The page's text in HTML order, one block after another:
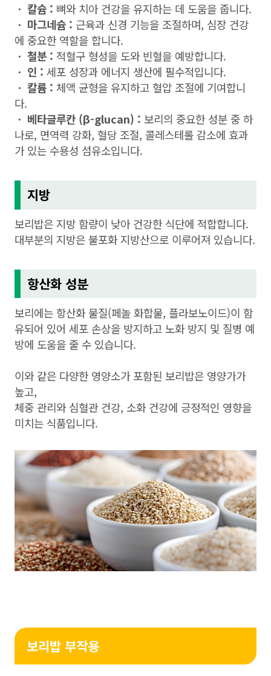
ㆍ 칼슘 : 뼈와 치아 건강을 유지하는 데 도움을 줍니다.
ㆍ 마그네슘 : 근육과 신경 기능을 조절하며, 심장 건강
에 중요한 역할을 합니다.
ㆍ 철분 : 적혈구 형성을 도와 빈혈을 예방합니다.
ㆍ 인 : 세포 성장과 에너지 생산에 필수적입니다.
ㆍ 칼륨 : 체액 균형을 유지하고 혈압 조절에 기여합니
다.
ㆍ 베타글루칸 (β-glucan) : 보리의 중요한 성분 중 하
나로, 면역력 강화, 혈당 조절, 콜레스테롤 감소에 효과
가 있는 수용성 섬유소입니다.
지방
보리밥은 지방 함량이 낮아 건강한 식단에 적합합니다.
대부분의 지방은 불포화 지방산으로 이루어져 있습니다.
항산화 성분
보리에는 항산화 물질(페놀 화합물, 플라보노이드)이 함
유되어 있어 세포 손상을 방지하고 노화 방지 및 질병 예
방에 도움을 줄 수 있습니다.
이와 같은 다양한 영양소가 포함된 보리밥은 영양가가
높고,
체중 관리와 심혈관 건강, 소화 건강에 긍정적인 영향을
미치는 식품입니다.
보리밥 부작용